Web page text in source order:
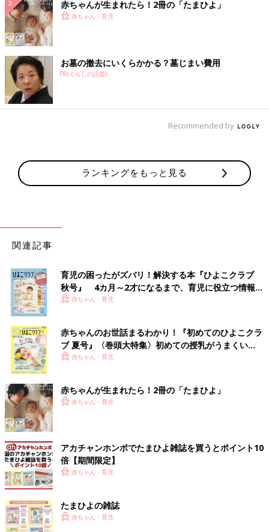
赤ちゃんが生まれたら！2冊の「たまひよ」
赤ちゃん・育児
お墓の撤去にいくらかかる？墓じまい費用
PR(くらしの話題)
Recommended by
ランキングをもっと見る
関連記事
育児の困ったがズバリ！解決する本『ひよこクラブ
秋号』 4カ月～2才になるまで、育児に役立つ情報が
いっぱい！
赤ちゃん・育児
赤ちゃんのお世話まるわかり！『初めてのひよこクラ
ブ 夏号』〈巻頭大特集〉初めての授乳がうまくい
く！ おっぱい・ミルクの基本と夏のトラブル 解決テ
赤ちゃん・育児
赤ちゃんが生まれたら！2冊の「たまひよ」
赤ちゃん・育児
アカチャンホンポでたまひよ雑誌を買うとポイント10
倍【期間限定】
赤ちゃん・育児
たまひよの雑誌
赤ちゃん・育児